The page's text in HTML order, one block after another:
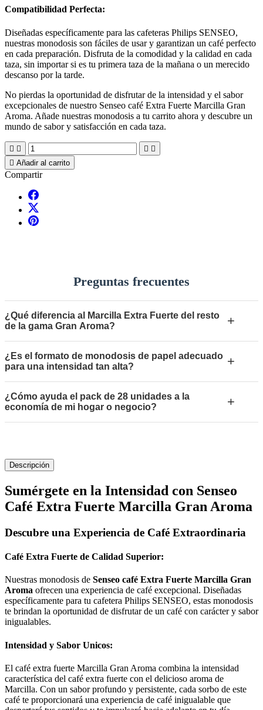
Compatibilidad Perfecta:
Diseñadas específicamente para las cafeteras Philips SENSEO,
nuestras monodosis son fáciles de usar y garantizan un café perfecto
en cada preparación. Disfruta de la comodidad y la calidad en cada
taza, sin importar si es tu primera taza de la mañana o un merecido
descanso por la tarde.
No pierdas la oportunidad de disfrutar de la intensidad y el sabor
excepcionales de nuestro Senseo café Extra Fuerte Marcilla Gran
Aroma. Añade nuestras monodosis a tu carrito ahora y descubre un
mundo de sabor y satisfacción en cada taza.
   
 Añadir al carrito
Compartir
Preguntas frecuentes
¿Qué diferencia al Marcilla Extra Fuerte del resto
de la gama Gran Aroma?
+
¿Es el formato de monodosis de papel adecuado
para una intensidad tan alta?
+
¿Cómo ayuda el pack de 28 unidades a la
economía de mi hogar o negocio?
+
Descripción
Sumérgete en la Intensidad con Senseo
Café Extra Fuerte Marcilla Gran Aroma
Descubre una Experiencia de Café Extraordinaria
Café Extra Fuerte de Calidad Superior:
Nuestras monodosis de Senseo café Extra Fuerte Marcilla Gran
Aroma ofrecen una experiencia de café excepcional. Diseñadas
específicamente para tu cafetera Philips SENSEO, estas monodosis
te brindan la oportunidad de disfrutar de un café con carácter y sabor
inigualables.
Intensidad y Sabor Unicos:
El café extra fuerte Marcilla Gran Aroma combina la intensidad
característica del café extra fuerte con el delicioso aroma de
Marcilla. Con un sabor profundo y persistente, cada sorbo de este
café te proporcionará una experiencia de café inigualable que